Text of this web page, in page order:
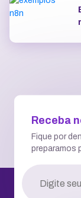
Receba
Fique por
preparamos